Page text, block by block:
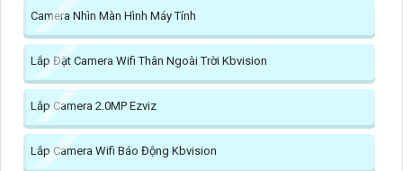
Camera Nhìn Màn Hình Máy Tính
Lắp Đặt Camera Wifi Thân Ngoài Trời Kbvision
Lắp Camera 2.0MP Ezviz
Lắp Camera Wifi Báo Động Kbvision